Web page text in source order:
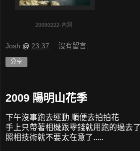
20090222-內洞
Josh @ 23:37 沒有留言:
分享
2009 陽明山花季
下午沒事跑去運動 順便去拍拍花
手上只帶著相機跟零錢就用跑的過去了
照相技術就不要太在意了.....